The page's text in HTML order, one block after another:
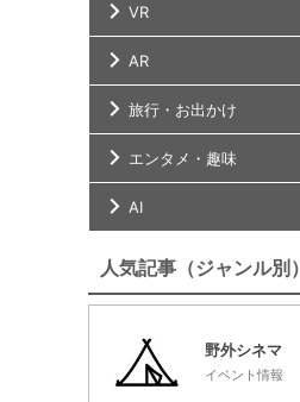
VR
AR
旅行・お出かけ
エンタメ・趣味
AI
人気記事（ジャンル別）
野外シネマ
イベント情報